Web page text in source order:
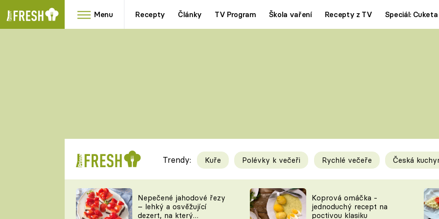
Menu Recepty Články TV Program Škola vaření Recepty z TV Speciál: Cuketa
RYCHLOVKY
Videorecepty
TEĎ VAŘÍ ŠÉF!
Tipy a triky
KAM ZA JÍDLEM
Trendy: Kuře Polévky k večeři Rychlé večeře Česká
Nepečené jahodové řezy
– lehký a osvěžující
dezert, na který
Koprová omáčka -
jednoduchý recept na
poctivou klasiku